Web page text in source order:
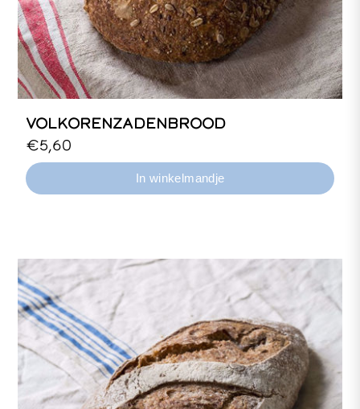
VOLKORENZADENBROOD
400, 800, en 1500 gram tarwebrood,
desem.
€5,60